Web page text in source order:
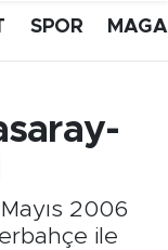
SPOR
2006
ile